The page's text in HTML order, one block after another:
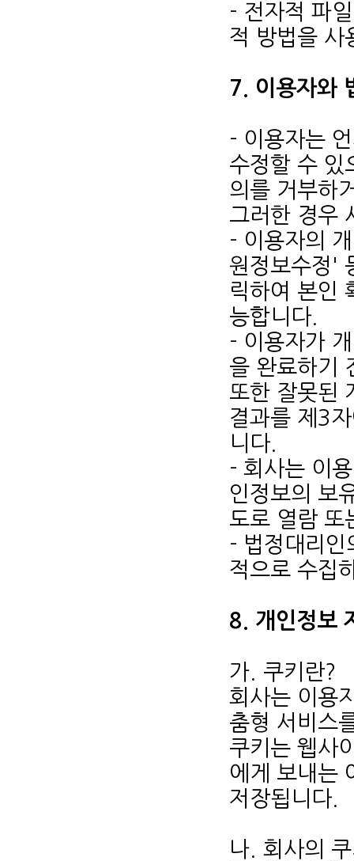
- 전자적 파
적 방법을 사
7. 이용자와
- 이용자는
수정할 수 있
의를 거부하
그러한 경우
- 이용자의
원정보수정'
릭하여 본인
능합니다.
- 이용자가
을 완료하기
또한 잘못된
결과를 제3
니다.
- 회사는 이
인정보의 보
도로 열람 또
- 법정대리
적으로 수집
8. 개인정보
가. 쿠키란?
회사는 이용
춤형 서비스
쿠키는 웹사
에게 보내는
저장됩니다.
나. 회사의